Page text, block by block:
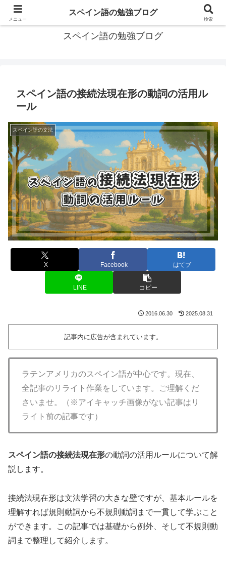
グアテマラで学習したスペイン語の備忘録
スペイン語の勉強ブログ
スペイン語の接続法現在形の動詞の活用ル
ール
スペイン語の文法
X Facebook はてブ
LINE コピー
2016.06.30 2025.08.31
記事内に広告が含まれています。
ラテンアメリカのスペイン語が中心です。現在、
全記事のリライト作業をしています。ご理解くだ
さいませ。（※アイキャッチ画像がない記事はリ
ライト前の記事です）
スペイン語の接続法現在形の動詞の活用ルールについて解
説します。
接続法現在形は文法学習の大きな壁ですが、基本ルールを
理解すれば規則動詞から不規則動詞まで一貫して学ぶこと
ができます。この記事では基礎から例外、そして不規則動
詞まで整理して紹介します。
メニュー
スペイン語の勉強ブログ
検索